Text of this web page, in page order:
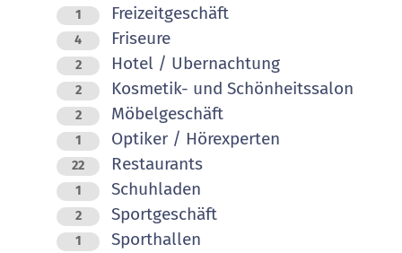
1 Freizeitgeschäft
4 Friseure
2 Hotel / Ubernachtung
2 Kosmetik- und Schönheitssalon
2 Möbelgeschäft
1 Optiker / Hörexperten
22 Restaurants
1 Schuhladen
2 Sportgeschäft
1 Sporthallen